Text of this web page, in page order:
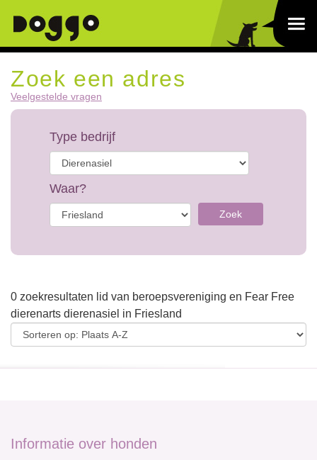
Zoek een adres
Veelgestelde vragen
Type bedrijf
Waar?
Zoek
0 zoekresultaten lid van beroepsvereniging en Fear Free
dierenarts dierenasiel in Friesland
Informatie over honden